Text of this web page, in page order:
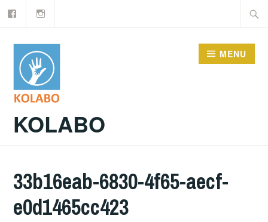
Doorgaan
inhoud
KOLABO
MENU
33b16eab-6830-4f65-aecf-
e0d1465cc423